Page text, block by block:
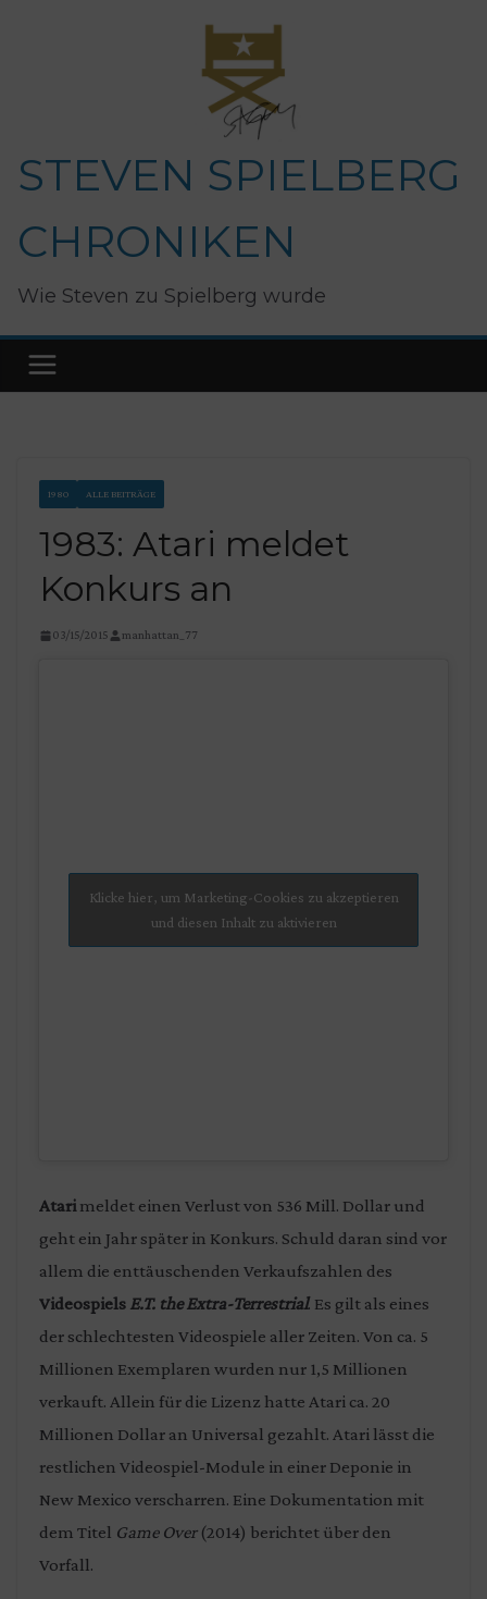
STEVEN SPIELBERG
CHRONIKEN
Wie Steven zu Spielberg wurde
1980 ALLE BEITRÄGE
1983: Atari meldet
Konkurs an
03/15/2015 manhattan_77
Klicke hier, um Marketing-Cookies zu akzeptieren
und diesen Inhalt zu aktivieren
Atarimeldet einen Verlust von 536 Mill. Dollar und
geht ein Jahr später in Konkurs. Schuld daran sind vor
allem die enttäuschenden Verkaufszahlen des
Videospiels E.T. the Extra-Terrestrial. Es gilt als eines
der schlechtesten Videospiele aller Zeiten. Von ca. 5
Millionen Exemplaren wurden nur 1,5 Millionen
verkauft. Allein für die Lizenz hatte Atari ca. 20
Millionen Dollar an Universal gezahlt. Atari lässt die
restlichen Videospiel-Module in einer Deponie in
New Mexico verscharren. Eine Dokumentation mit
dem Titel Game Over(2014) berichtet über den
Vorfall.